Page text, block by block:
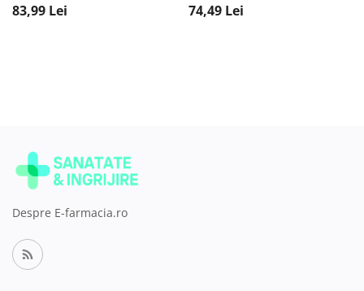
83,99 Lei 74,49 Lei
Despre E-farmacia.ro